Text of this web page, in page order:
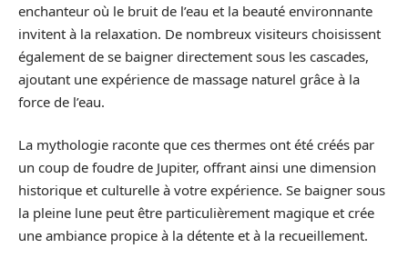
enchanteur où le bruit de l’eau et la beauté environnante
invitent à la relaxation. De nombreux visiteurs choisissent
également de se baigner directement sous les cascades,
ajoutant une expérience de massage naturel grâce à la
force de l’eau.
La mythologie raconte que ces thermes ont été créés par
un coup de foudre de Jupiter, offrant ainsi une dimension
historique et culturelle à votre expérience. Se baigner sous
la pleine lune peut être particulièrement magique et crée
une ambiance propice à la détente et à la recueillement.